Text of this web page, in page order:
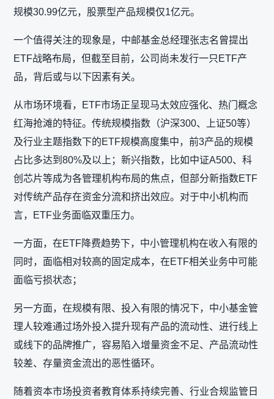
规模30.99亿元，股票型产品规模仅1亿元。
一个值得关注的现象是，中邮基金总经理张志名曾提出
ETF战略布局，但截至目前，公司尚未发行一只ETF产
品，背后或与以下因素有关。
从市场环境看，ETF市场正呈现马太效应强化、热门概念
红海抢滩的特征。传统规模指数（沪深300、上证50等）
及行业主题指数下的ETF规模高度集中，前3产品的规模
占比多达到80%及以上；新兴指数，比如中证A500、科
创芯片等成为各管理机构布局的焦点，但部分新指数ETF
对传统产品存在资金分流和挤出效应。对于中小机构而
言，ETF业务面临双重压力。
一方面，在ETF降费趋势下，中小管理机构在收入有限的
同时，面临相对较高的固定成本，在ETF相关业务中可能
面临亏损状态；
另一方面，在规模有限、投入有限的情况下，中小基金管
理人较难通过场外投入提升现有产品的流动性、进行线上
或线下的品牌推广，容易陷入增量资金不足、产品流动性
较差、存量资金流出的恶性循环。
随着资本市场投资者教育体系持续完善、行业合规监管日